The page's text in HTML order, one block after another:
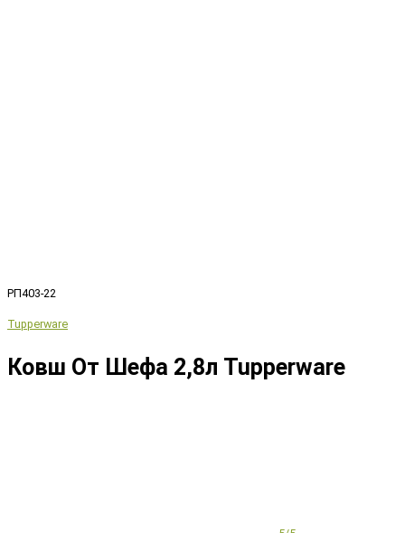
РП403-22
Tupperware
Ковш От Шефа 2,8л Tupperware